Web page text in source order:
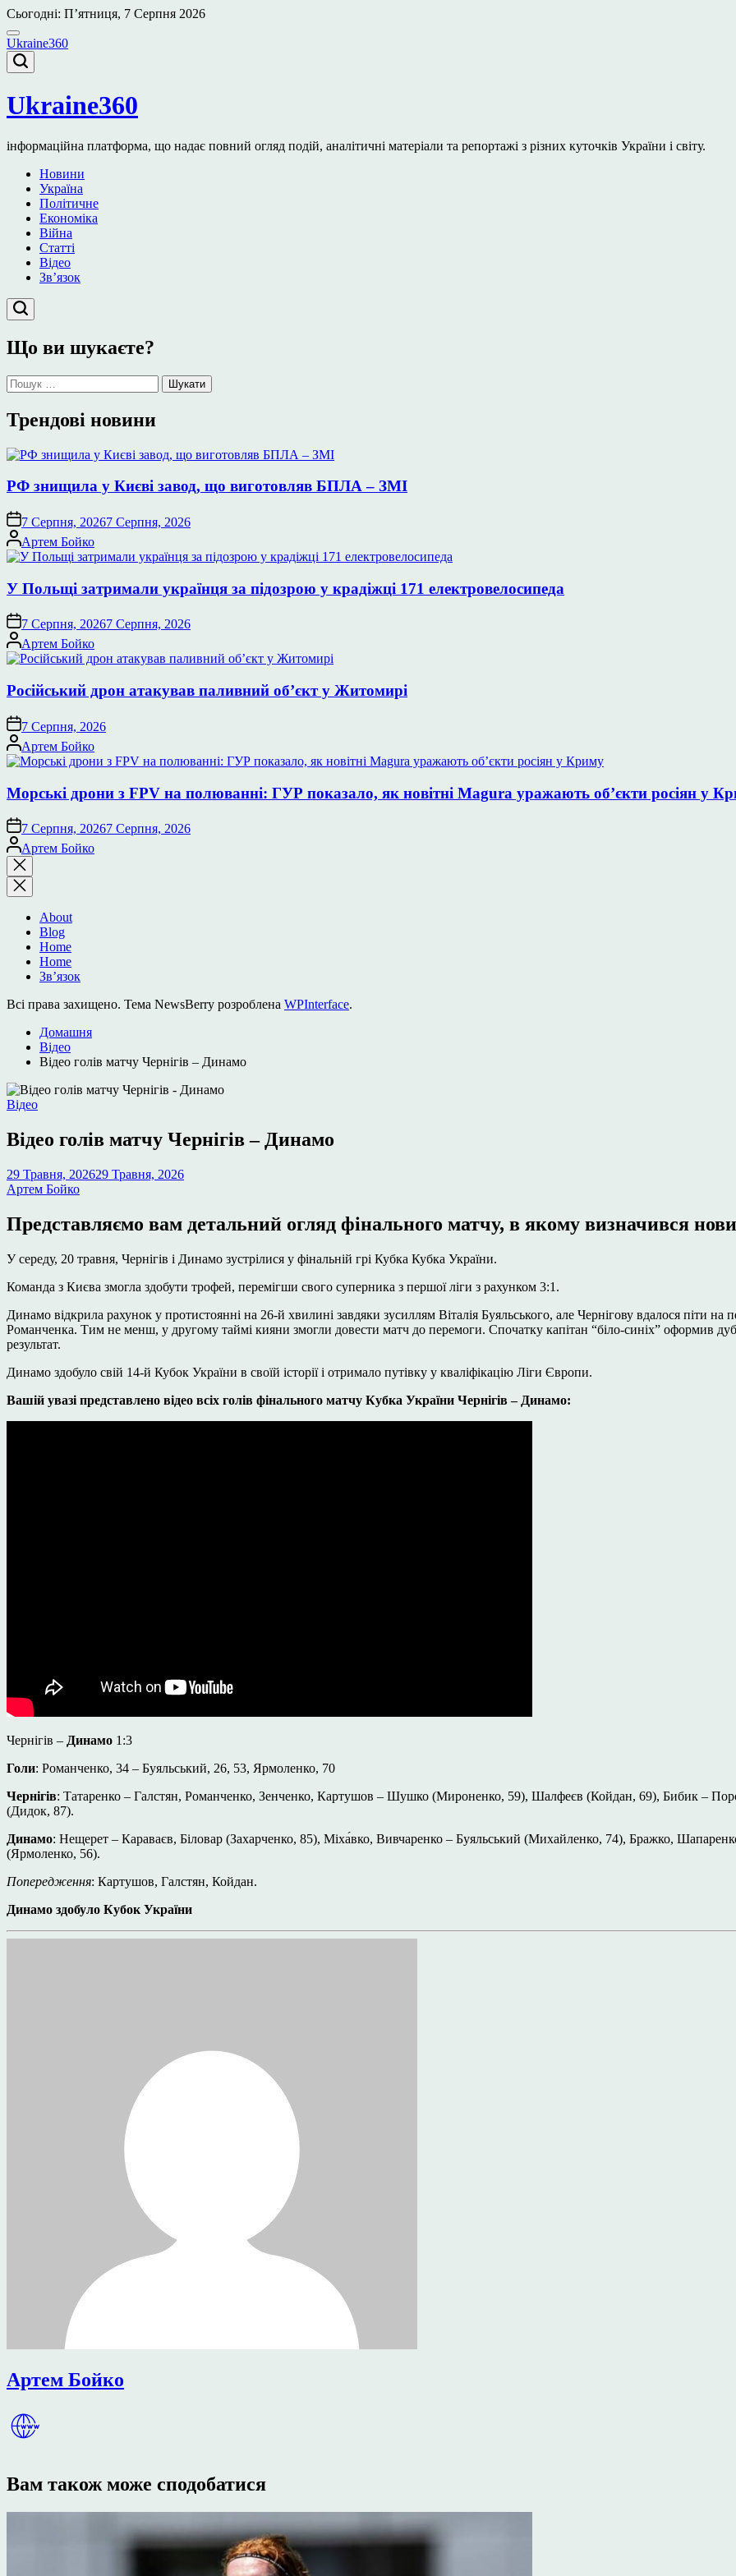
Перейти
до
вмісту
Сьогодні: П’ятниця, 7 Серпня 2026
Ukraine360
Ukraine360
інформаційна платформа, що надає повний огляд подій, аналітичні матеріали та репортажі з різних куточків України і світу.
Новини
Україна
Політичне
Економіка
Війна
Статті
Відео
Зв’язок
Що ви шукаєте?
Пошук:
Трендові новини
РФ знищила у Києві завод, що виготовляв БПЛА – ЗМІ
7 Серпня, 20267 Серпня, 2026
Опубліковано
Артем Бойко
У Польщі затримали українця за підозрою у крадіжці 171 електровелосипеда
7 Серпня, 20267 Серпня, 2026
Опубліковано
Артем Бойко
Російський дрон атакував паливний об’єкт у Житомирі
7 Серпня, 2026
Опубліковано
Артем Бойко
Морські дрони з FPV на полюванні: ГУР показало, як новітні Magura уражають об’єкти росіян у
7 Серпня, 20267 Серпня, 2026
Опубліковано
Артем Бойко
Закрити
пошук
About
Blog
Home
Home
Зв’язок
Всі права захищено. Тема NewsBerry розроблена WPInterface.
Домашня
Відео
Відео голів матчу Чернігів – Динамо
Опублікувати
Відео
Відео голів матчу Чернігів – Динамо
29 Травня, 202629 Травня, 2026
Артем Бойко
Представляємо вам детальний огляд фінального матчу, в якому визначився
У середу, 20 травня, Чернігів і Динамо зустрілися у фінальній грі Кубка Кубка України.
Команда з Києва змогла здобути трофей, перемігши свого суперника з першої ліги з рахунком 3:1.
Динамо відкрила рахунок у протистоянні на 26-й хвилині завдяки зусиллям Віталія Буяльського, але Чернігову вдалося піти на
Романченка. Тим не менш, у другому таймі кияни змогли довести матч до перемоги. Спочатку капітан “біло-синіх” оформив
результат.
Динамо здобуло свій 14-й Кубок України в своїй історії і отримало путівку у кваліфікацію Ліги Європи.
Вашій увазі представлено відео всіх голів фінального матчу Кубка України Чернігів – Динамо:
Чернігів – Динамо 1:3
Голи: Романченко, 34 – Буяльський, 26, 53, Ярмоленко, 70
Чернігів: Татаренко – Галстян, Романченко, Зенченко, Картушов – Шушко (Мироненко, 59), Шалфеєв (Койдан, 69), Бибик –
(Дидок, 87).
Динамо: Нещерет – Караваєв, Біловар (Захарченко, 85), Міха́вко, Вивчаренко – Буяльський (Михайленко, 74), Бражко,
(Ярмоленко, 56).
Попередження: Картушов, Галстян, Койдан.
Динамо здобуло Кубок України
Артем Бойко
Вам також може сподобатися